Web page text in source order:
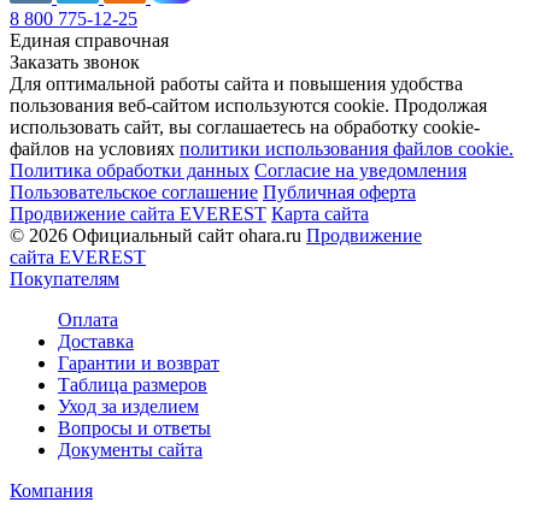
8 800 775-12-25
Единая справочная
Заказать звонок
Для оптимальной работы сайта и повышения удобства
пользования веб-сайтом используются cookie. Продолжая
использовать сайт, вы соглашаетесь на обработку cookie-
файлов на условиях политики использования файлов cookie.
Политика обработки данных Согласие на уведомления
Пользовательское соглашение Публичная оферта
Продвижение сайта EVEREST Карта сайта
© 2026 Официальный сайт ohara.ru Продвижение
сайта EVEREST
Покупателям
Оплата
Доставка
Гарантии и возврат
Таблица размеров
Уход за изделием
Вопросы и ответы
Документы сайта
Компания